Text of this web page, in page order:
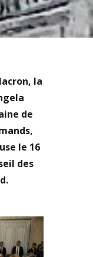
la
de
le 16
des